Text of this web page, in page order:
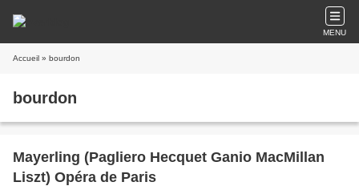
MENU
Accueil » bourdon
bourdon
Mayerling (Pagliero Hecquet Ganio MacMillan
Liszt) Opéra de Paris